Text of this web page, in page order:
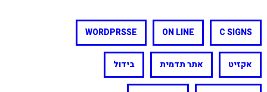
C SIGNS
ON LINE
WORDPRSSE
אקזיט אתר תדמית בידול